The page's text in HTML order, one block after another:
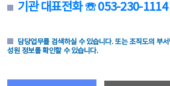
기관 대표전화 ☏ 053-230-1114
담당업무를 검색하실 수 있습니다. 또는 조직도의 부
성원 정보를 확인할 수 있습니다.